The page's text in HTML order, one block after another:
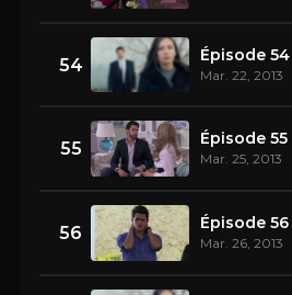
54 Épisode 54
Mar. 22, 2013
55 Épisode 55
Mar. 25, 2013
56 Épisode 56
Mar. 26, 2013